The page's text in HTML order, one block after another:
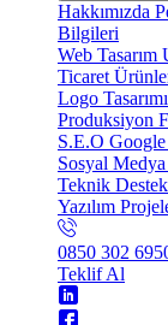
Hakkımızda
Bilgileri
Web Tasarım
Ticaret
Logo Tasarımı
Produksiyon
S.E.O
Sosyal
Teknik
Yazılım
0850 302
Teklif Al